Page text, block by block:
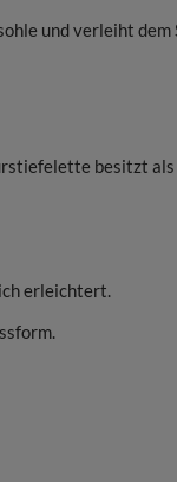
und verleiht
besitzt
erleichtert.